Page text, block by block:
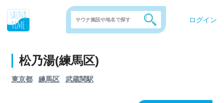
ログイン
松乃湯(練馬区)
東京都 練馬区 武蔵関駅